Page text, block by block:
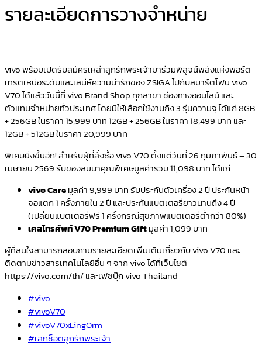
รายละเอียดการวางจำหน่าย
vivo พร้อมเปิดรับสมัครเหล่าลูกรักพระเจ้ามาร่วมพิสูจน์พลังแห่งพอร์ต
เทรตเหนือระดับและเสน่ห์ความน่ารักของ ZSIGA ไปกับสมาร์ตโฟน vivo
V70 ได้แล้ววันนี้ที่ vivo Brand Shop ทุกสาขา ช่องทางออนไลน์ และ
ตัวแทนจำหน่ายทั่วประเทศ โดยมีให้เลือกใช้งานถึง 3 รุ่นความจุ ได้แก่ 8GB
+ 256GB ในราคา 15,999 บาท 12GB + 256GB ในราคา 18,499 บาท และ
12GB + 512GB ในราคา 20,999 บาท
พิเศษยิ่งขึ้นอีก! สำหรับผู้ที่สั่งซื้อ vivo V70 ตั้งแต่วันที่ 26 กุมภาพันธ์ – 30
เมษายน 2569 รับของสมนาคุณพิเศษมูลค่ารวม 11,098 บาท ได้แก่
vivo Careมูลค่า 9,999 บาท รับประกันตัวเครื่อง 2 ปี ประกันหน้า
จอแตก 1 ครั้งภายใน 2 ปี และประกันแบตเตอรี่ยาวนานถึง 4 ปี
(เปลี่ยนแบตเตอรี่ฟรี 1 ครั้งกรณีสุขภาพแบตเตอรี่ต่ำกว่า 80%)
เคสโทรศัพท์V70 Premium Giftมูลค่า 1,099 บาท
ผู้ที่สนใจสามารถสอบถามรายละเอียดเพิ่มเติมเกี่ยวกับ vivo V70 และ
ติดตามข่าวสารเทคโนโลยีอื่น ๆ จาก vivo ได้ที่เว็บไซต์
https://vivo.com/th/ และเฟซบุ๊ก vivo Thailand
#vivo
#vivoV70
#vivoV70xLingOrm
#เสกช็อตลูกรักพระเจ้า